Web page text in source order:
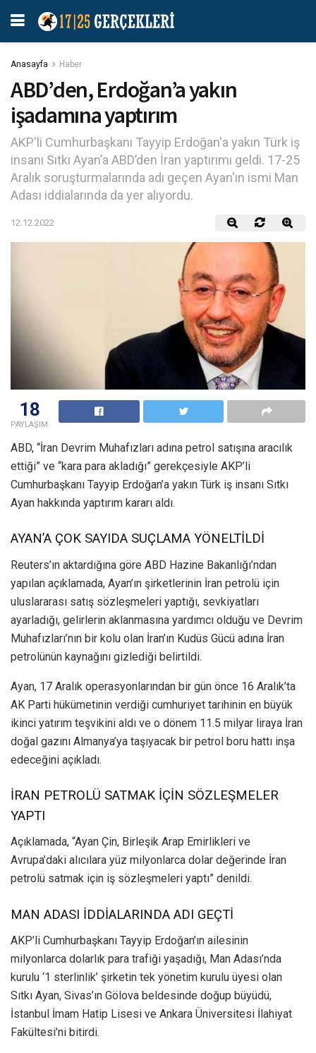
Anasayfa Haber
ABD’den, Erdoğan’a yakın
işadamına yaptırım
AKP'li Cumhurbaşkanı Tayyip Erdoğan'a yakın Türk iş
insanı Sıtkı Ayan’a ABD’den İran yaptırımı geldi. 17-25
Aralık soruşturmalarında adı geçen Ayan'ın ismi Man
Adası iddialarında da yer alıyordu.
12.12.2022
18
PAYLAŞIM
ABD, “İran Devrim Muhafızları adına petrol satışına aracılık
ettiği” ve “kara para akladığı” gerekçesiyle AKP’li
Cumhurbaşkanı Tayyip Erdoğan’a yakın Türk iş insanı Sıtkı
Ayan hakkında yaptırım kararı aldı.
AYAN’A ÇOK SAYIDA SUÇLAMA YÖNELTİLDİ
Reuters’ın aktardığına göre ABD Hazine Bakanlığı’ndan
yapılan açıklamada, Ayan’ın şirketlerinin İran petrolü için
uluslararası satış sözleşmeleri yaptığı, sevkiyatları
ayarladığı, gelirlerin aklanmasına yardımcı olduğu ve Devrim
Muhafızları’nın bir kolu olan İran’ın Kudüs Gücü adına İran
petrolünün kaynağını gizlediği belirtildi.
Ayan, 17 Aralık operasyonlarından bir gün önce 16 Aralık’ta
AK Parti hükümetinin verdiği cumhuriyet tarihinin en büyük
ikinci yatırım teşvikini aldı ve o dönem 11.5 milyar liraya İran
doğal gazını Almanya’ya taşıyacak bir petrol boru hattı inşa
edeceğini açıkladı.
İRAN PETROLÜ SATMAK İÇİN SÖZLEŞMELER
YAPTI
Açıklamada, “Ayan Çin, Birleşik Arap Emirlikleri ve
Avrupa’daki alıcılara yüz milyonlarca dolar değerinde İran
petrolü satmak için iş sözleşmeleri yaptı” denildi.
MAN ADASI İDDİALARINDA ADI GEÇTİ
AKP’li Cumhurbaşkanı Tayyip Erdoğan’ın ailesinin
milyonlarca dolarlık para trafiği yaşadığı, Man Adası’nda
kurulu ‘1 sterlinlik’ şirketin tek yönetim kurulu üyesi olan
Sıtkı Ayan, Sivas’ın Gölova beldesinde doğup büyüdü,
İstanbul İmam Hatip Lisesi ve Ankara Üniversitesi İlahiyat
Fakültesi’ni bitirdi.